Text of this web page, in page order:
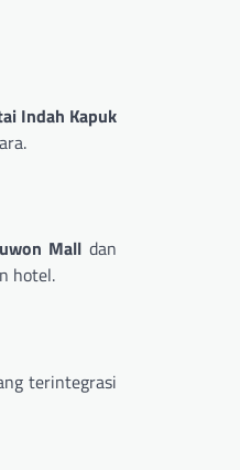
Indah Kapuk
Mall dan
hotel.
terintegrasi